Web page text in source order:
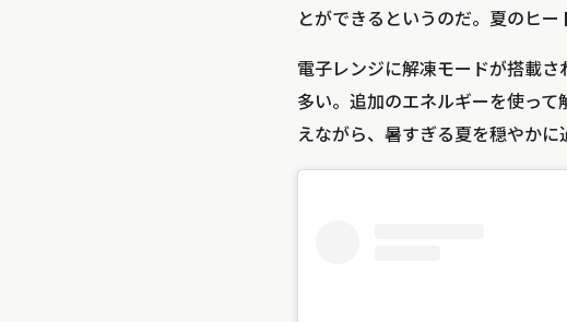
とができるというのだ。夏のヒ
電子レンジに解凍モードが搭載
多い。追加のエネルギーを使っ
えながら、暑すぎる夏を穏やかに